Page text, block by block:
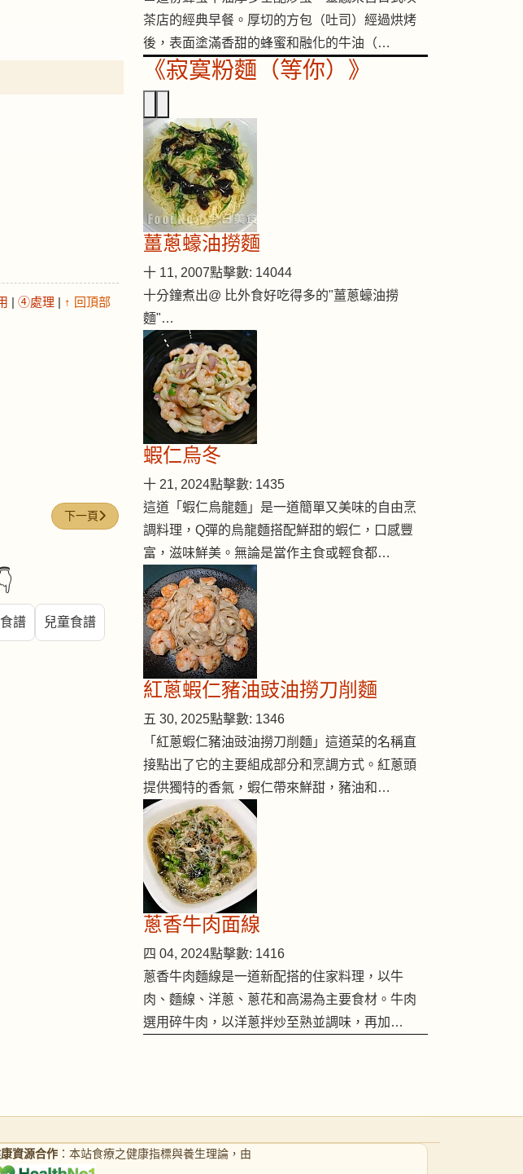
| ④處理 | ↑ 回頂部
下一篇文章: 糙米 (Brown rice)
下一頁
譜 兒童食譜
茶店的經典早餐。厚切的方包（吐司）經過烘烤
後，表面塗滿香甜的蜂蜜和融化的牛油（…
《寂寞粉麵（等你）》
薑蔥蠔油撈麵
十 11, 2007點擊數: 14044
十分鐘煮出@ 比外食好吃得多的"薑蔥蠔油撈
麵"…
蝦仁烏冬
十 21, 2024點擊數: 1435
這道「蝦仁烏龍麵」是一道簡單又美味的自由烹
調料理，Q彈的烏龍麵搭配鮮甜的蝦仁，口感豐
富，滋味鮮美。無論是當作主食或輕食都…
紅蔥蝦仁豬油豉油撈刀削麵
五 30, 2025點擊數: 1346
「紅蔥蝦仁豬油豉油撈刀削麵」這道菜的名稱直
接點出了它的主要組成部分和烹調方式。紅蔥頭
提供獨特的香氣，蝦仁帶來鮮甜，豬油和…
蔥香牛肉面線
四 04, 2024點擊數: 1416
蔥香牛肉麵線是一道新配搭的住家料理，以牛
肉、麵線、洋蔥、蔥花和高湯為主要食材。牛肉
選用碎牛肉，以洋蔥拌炒至熟並調味，再加…
資源合作 ：本站食療之健康指標與養生理論，由